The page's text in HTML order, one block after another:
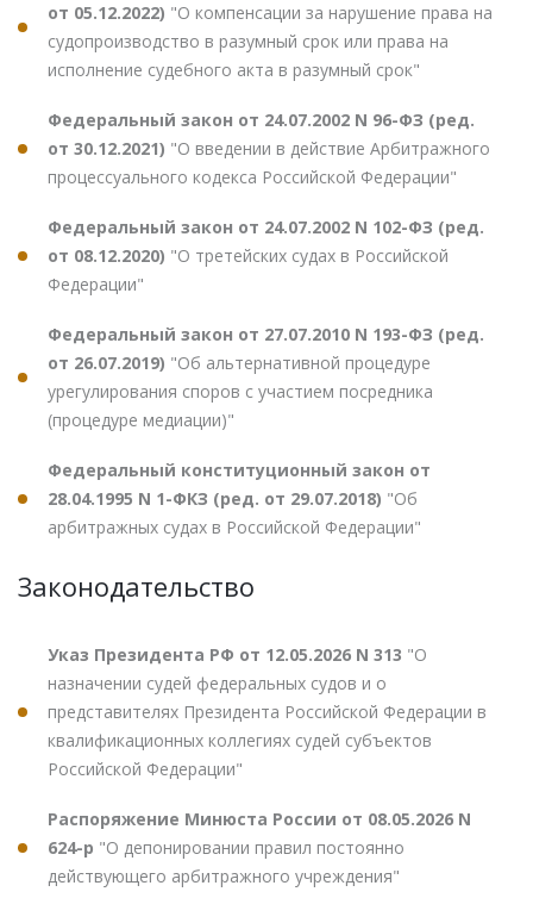
от 05.12.2022) "О компенсации за нарушение права на
судопроизводство в разумный срок или права на
исполнение судебного акта в разумный срок"
Федеральный закон от 24.07.2002 N 96-ФЗ (ред.
от 30.12.2021) "О введении в действие Арбитражного
процессуального кодекса Российской Федерации"
Федеральный закон от 24.07.2002 N 102-ФЗ (ред.
от 08.12.2020) "О третейских судах в Российской
Федерации"
Федеральный закон от 27.07.2010 N 193-ФЗ (ред.
от 26.07.2019) "Об альтернативной процедуре
урегулирования споров с участием посредника
(процедуре медиации)"
Федеральный конституционный закон от
28.04.1995 N 1-ФКЗ (ред. от 29.07.2018) "Об
арбитражных судах в Российской Федерации"
Законодательство
Указ Президента РФ от 12.05.2026 N 313 "О
назначении судей федеральных судов и о
представителях Президента Российской Федерации в
квалификационных коллегиях судей субъектов
Российской Федерации"
Распоряжение Минюста России от 08.05.2026 N
624-р "О депонировании правил постоянно
действующего арбитражного учреждения"